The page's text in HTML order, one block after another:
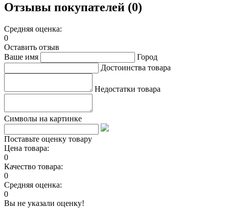
Отзывы покупателей (0)
Средняя оценка:
0
Оставить отзыв
Ваше имя
Город
Достоинства товара
Недостатки товара
Символы на картинке
Поставьте оценку товару
Цена товара:
0
Качество товара:
0
Средняя оценка:
0
Вы не указали оценку!